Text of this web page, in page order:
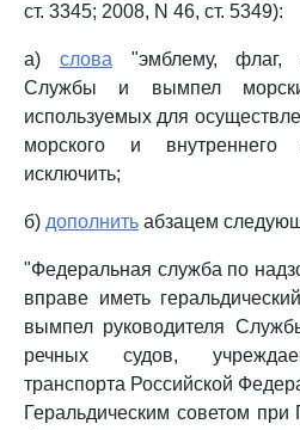
ст. 3345; 2008, N 46, ст. 5349):
а) слова "эмблему, флаг,
Службы и вымпел
используемых для
морского и внутреннего
исключить;
б) дополнить абзацем
"Федеральная служба по
вправе иметь
вымпел руководителя
речных судов,
транспорта Российской
Геральдическим советом при